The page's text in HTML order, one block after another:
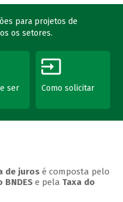
para projetos de
os setores.
ser
Como solicitar
de juros é composta pelo
BNDES e pelaTaxa do